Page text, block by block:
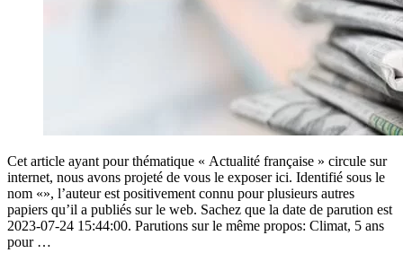
Cet article ayant pour thématique « Actualité française » circule sur
internet, nous avons projeté de vous le exposer ici. Identifié sous le
nom «», l’auteur est positivement connu pour plusieurs autres
papiers qu’il a publiés sur le web. Sachez que la date de parution est
2023-07-24 15:44:00. Parutions sur le même propos: Climat, 5 ans
pour …